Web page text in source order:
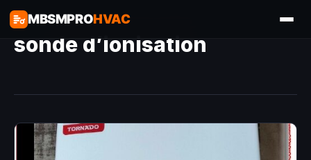
MBSMPROHVAC
sonde d’ionisation